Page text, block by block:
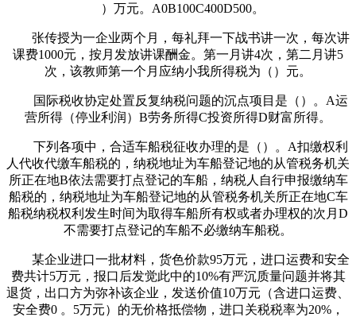
）万元。A0B100C400D500。
张传授为一企业两个月，每礼拜一下战书讲一次，每次讲
课费1000元，按月发放讲课酬金。第一月讲4次，第二月讲5
次，该教师第一个月应纳小我所得税为（）元。
国际税收协定处置反复纳税问题的沉点项目是（）。A运
营所得（停业利润）B劳务所得C投资所得D财富所得。
下列各项中，合适车船税征收办理的是（）。A扣缴权利
人代收代缴车船税的，纳税地址为车船登记地的从管税务机关
所正在地B依法需要打点登记的车船，纳税人自行申报缴纳车
船税的，纳税地址为车船登记地的从管税务机关所正在地C车
船税纳税权利发生时间为取得车船所有权或者办理权的次月D
不需要打点登记的车船不必缴纳车船税。
某企业进口一批材料，货色价款95万元，进口运费和安全
费共计5万元，报口后发觉此中的10%有严沉质量问题并将其
退货，出口方为弥补该企业，发送价值10万元（含进口运费、
安全费0 。5万元）的无价格抵偿物，进口关税税率为20%，